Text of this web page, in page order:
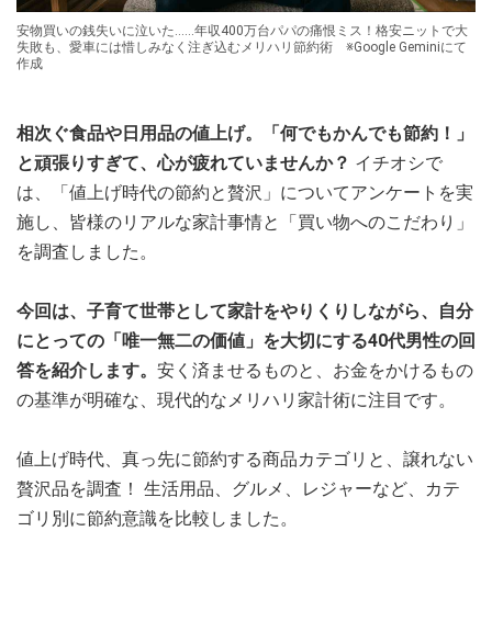
安物買いの銭失いに泣いた……年収400万台パパの痛恨ミス！格安ニットで大
失敗も、愛車には惜しみなく注ぎ込むメリハリ節約術 ※Google Geminiにて
作成
相次ぐ食品や日用品の値上げ。「何でもかんでも節約！」
と頑張りすぎて、心が疲れていませんか？ イチオシで
は、「値上げ時代の節約と贅沢」についてアンケートを実
施し、皆様のリアルな家計事情と「買い物へのこだわり」
を調査しました。
今回は、子育て世帯として家計をやりくりしながら、自分
にとっての「唯一無二の価値」を大切にする40代男性の回
答を紹介します。 安く済ませるものと、お金をかけるもの
の基準が明確な、現代的なメリハリ家計術に注目です。
値上げ時代、真っ先に節約する商品カテゴリと、譲れない
贅沢品を調査！ 生活用品、グルメ、レジャーなど、カテ
ゴリ別に節約意識を比較しました。